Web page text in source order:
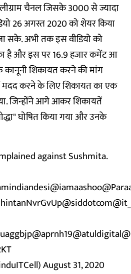
चैनल जिसके 3000 से ज्यादा
26 अगस्त 2020 को शेयर किया
अभी तक इस वीडियो को
है और इस पर 16.9 हजार कमेंट आ
शिकायत करने की मांग
करने के लिए शिकायत का एक
जिन्होंने आगे आकर शिकायतें
घोषित किया गया और उनके
against Sushmita.
@iamaashoo
@siddotcom
@aprnh19@atuldigital
August 31, 2020